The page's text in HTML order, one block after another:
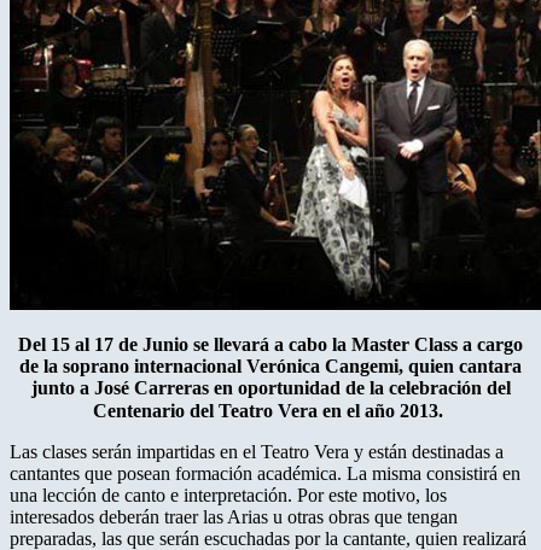
Del 15 al 17 de Junio se llevará a cabo la Master Class a cargo
de la soprano internacional Verónica Cangemi, quien cantara
junto a José Carreras en oportunidad de la celebración del
Centenario del Teatro Vera en el año 2013.
Las clases serán impartidas en el Teatro Vera y están destinadas a
cantantes que posean formación académica. La misma consistirá en
una lección de canto e interpretación. Por este motivo, los
interesados deberán traer las Arias u otras obras que tengan
preparadas, las que serán escuchadas por la cantante, quien realizará